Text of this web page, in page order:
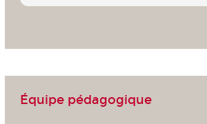
Équipe pédagogique